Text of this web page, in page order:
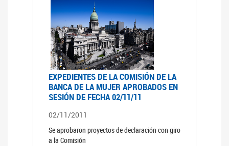
EXPEDIENTES DE LA COMISIÓN DE LA
BANCA DE LA MUJER APROBADOS EN
SESIÓN DE FECHA 02/11/11
02/11/2011
Se aprobaron proyectos de declaración con giro
a la Comisión